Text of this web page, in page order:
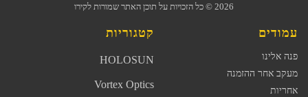
2026 © כל הזכויות על תוכן האתר שמורות לקירו
עמודים
פנה אלינו
מעקב אחר ההזמנה
אחריות
קטגוריות
HOLOSUN
Vortex Optics